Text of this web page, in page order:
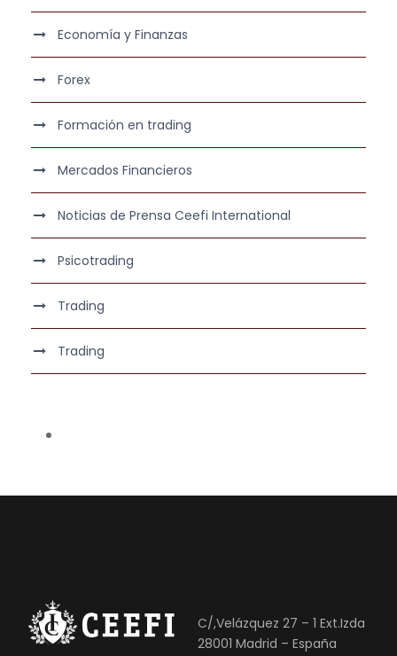
Economía y Finanzas
Forex
Formación en trading
Mercados Financieros
Noticias de Prensa Ceefi International
Psicotrading
Trading
Trading
C/,Velázquez 27 – 1 Ext.Izda
28001 Madrid – España